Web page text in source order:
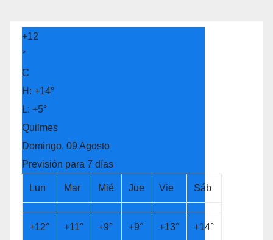
+12
°
C
H: +14°
L: +5°
Quilmes
Domingo, 09 Agosto
Previsión para 7 días
Lun Mar Mié Jue Vie Sáb
+12° +11° +9° +9° +13° +14°